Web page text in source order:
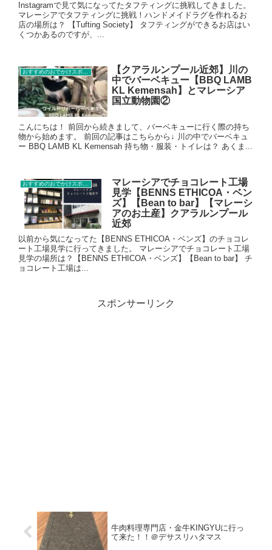
Instagramで見て気になってたタフティングに挑戦してきました。
マレーシアでタフティングに挑戦！ハンドメイドラグを作れるお
店の場所は？ 【Tufting Society】 タフティングができるお店はい
くつかあるのですが、...
おすすめのおでかけスポット
【クアラルンプール近郊】川の
中でバーベキュー【BBQ LAMB
KL Kemensah】とマレーシア
国立動物園②
こんにちは！ 前回から続きまして、バーベキューに行く際の持ち
物から始めます。 前回の記事はこちらから↓ 川の中でバーベキュ
ー BBQ LAMB KL Kemensah 持ち物・服装・トイレは？ あくま...
おすすめのおでかけスポット
マレーシアでチョコレート工場
見学【BENNS ETHICOA・ベン
ズ】【Bean to bar】【マレーシ
アのお土産】クアラルンプール
近郊
以前から気になってた【BENNS ETHICOA・ベンズ】のチョコレ
ート工場見学に行ってきました。 マレーシアでチョコレート工場
見学の場所は？【BENNS ETHICOA・ベンズ】【Bean to bar】 チ
ョコレート工場は...
スポンサーリンク
牛肉料理専門店・金牛KINGYUに行っ
て来た！！＠デサスリハタマス